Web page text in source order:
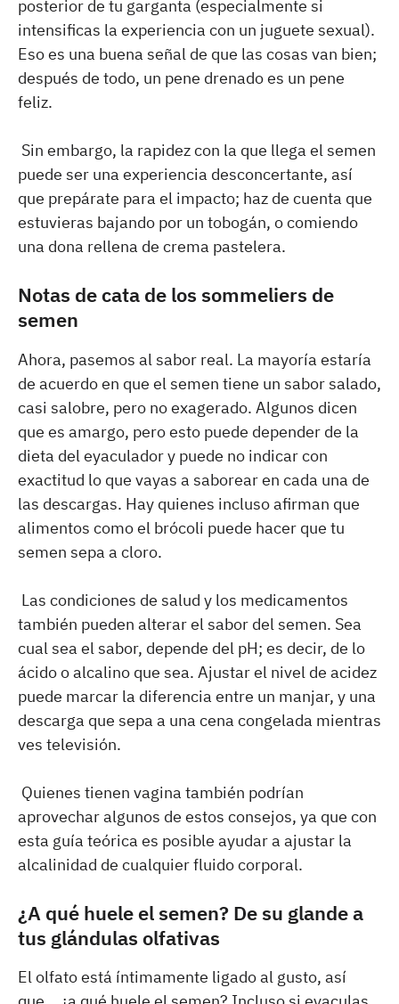
posterior de tu garganta (especialmente si
intensificas la experiencia con un juguete sexual).
Eso es una buena señal de que las cosas van bien;
después de todo, un pene drenado es un pene
feliz.
Sin embargo, la rapidez con la que llega el semen
puede ser una experiencia desconcertante, así
que prepárate para el impacto; haz de cuenta que
estuvieras bajando por un tobogán, o comiendo
una dona rellena de crema pastelera.
Notas de cata de los sommeliers de
semen
Ahora, pasemos al sabor real. La mayoría estaría
de acuerdo en que el semen tiene un sabor salado,
casi salobre, pero no exagerado. Algunos dicen
que es amargo, pero esto puede depender de la
dieta del eyaculador y puede no indicar con
exactitud lo que vayas a saborear en cada una de
las descargas. Hay quienes incluso afirman que
alimentos como el brócoli puede hacer que tu
semen sepa a cloro.
Las condiciones de salud y los medicamentos
también pueden alterar el sabor del semen. Sea
cual sea el sabor, depende del pH; es decir, de lo
ácido o alcalino que sea. Ajustar el nivel de acidez
puede marcar la diferencia entre un manjar, y una
descarga que sepa a una cena congelada mientras
ves televisión.
Quienes tienen vagina también podrían
aprovechar algunos de estos consejos, ya que con
esta guía teórica es posible ayudar a ajustar la
alcalinidad de cualquier fluido corporal.
¿A qué huele el semen? De su glande a
tus glándulas olfativas
El olfato está íntimamente ligado al gusto, así